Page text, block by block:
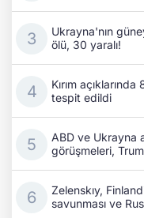
Ukrayna'nın
ölü, 30 yaralı!
Kırım
tespit edildi
ABD ve Ukrayna
görüşmeleri,
Zelenskıy,
savunması ve